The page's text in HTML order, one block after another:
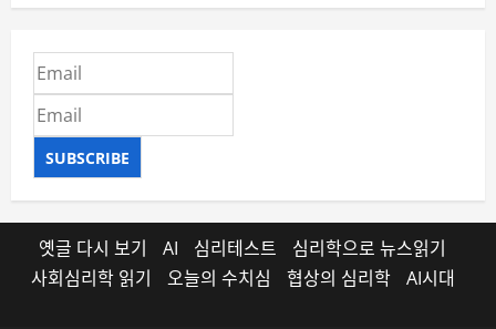
SUBSCRIBE
옛글 다시 보기 AI 심리테스트
심리학으로 뉴스읽기
사회심리학 읽기
오늘의 수치심 협상의 심리학 AI시대